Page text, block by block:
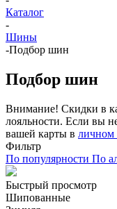
Каталог
-
Шины
-Подбор шин
Подбор шин
Внимание! Скидки в
лояльности. Если вы
вашей карты в личном
Фильтр
По популярности По
Быстрый просмотр
Шипованные